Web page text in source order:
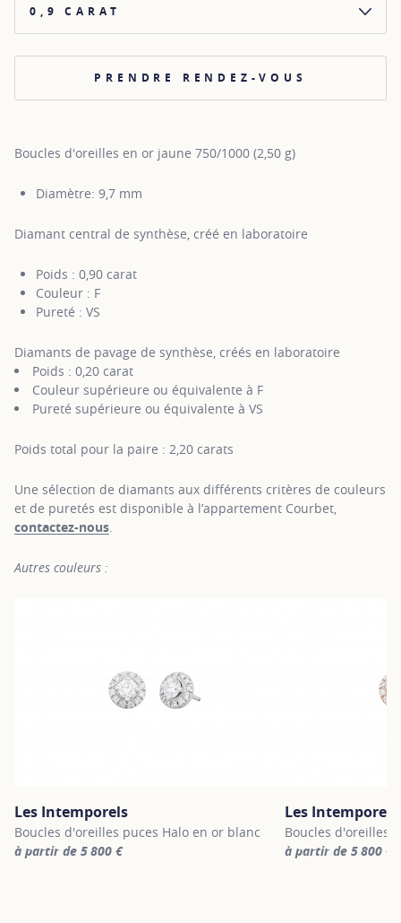
0,9 CARAT
PRENDRE RENDEZ-VOUS
Boucles d'oreilles en or jaune 750/1000 (2,50 g)
Diamètre: 9,7 mm
Diamant central de synthèse, créé en laboratoire
Poids : 0,90 carat
Couleur : F
Pureté : VS
Diamants de pavage de synthèse, créés en laboratoire
Poids : 0,20 carat
Couleur supérieure ou équivalente à F
Pureté supérieure ou équivalente à VS
Poids total pour la paire : 2,20 carats
Une sélection de diamants aux différents critères de couleurs
et de puretés est disponible à l’appartement Courbet,
contactez-nous.
Autres couleurs :
Les Intemporels
Boucles d'oreilles puces Halo en or blanc
à partir de 5 800 €
Les Intemporels
Boucles d'oreilles
à partir de 5 800 €